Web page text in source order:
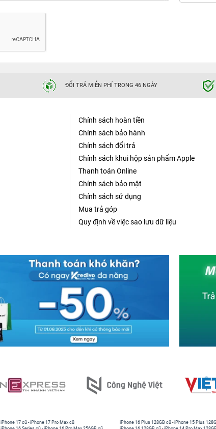
ĐỔI TRẢ MIỄN PHÍ TRONG 46 NGÀY
Chính sách hoàn tiền
Chính sách bảo hành
Chính sách đổi trả
Chính sách khui hộp sản phẩm Apple
Thanh toán Online
Chính sách bảo mật
Chính sách sử dụng
Mua trả góp
Quy định về việc sao lưu dữ liệu
iPhone 17 cũ -iPhone 17 Pro Max cũ
iPhone 16 Plus 128GB cũ -iPhone 15 Plus